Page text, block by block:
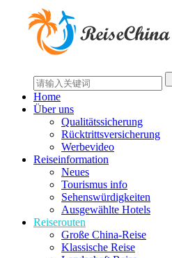
Home
Über uns
Qualitätssicherung
Rücktrittsversicherung
Werbevideo
Reiseinformation
Neues
Tourismus info
Sehenswürdigkeiten
Ausgewählte Hotels
Reiserouten
Große China-Reise
Klassische Reise